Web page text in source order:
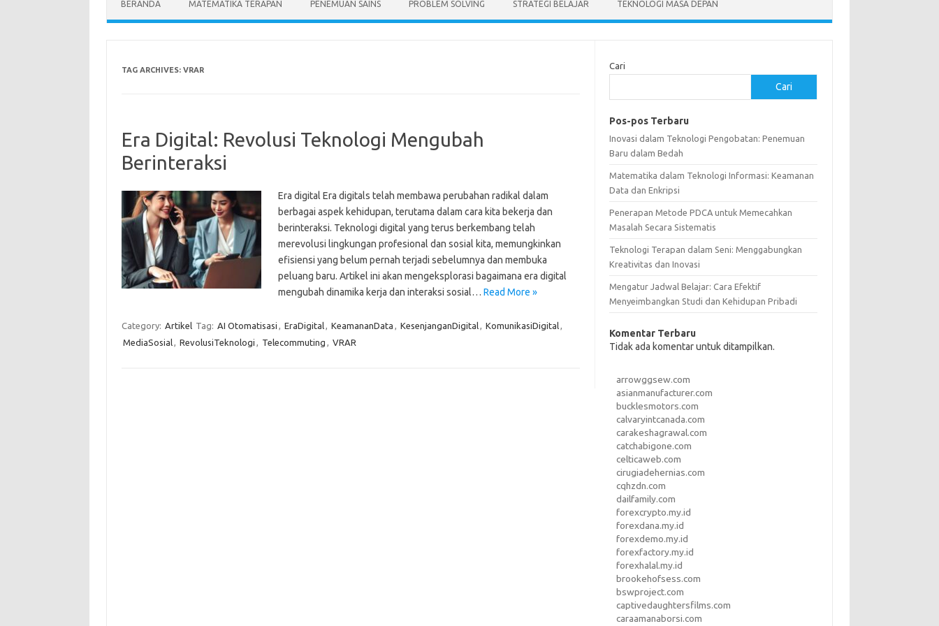
BERANDA MATEMATIKA TERAPAN PENEMUAN SAINS PROBLEM SOLVING STRATEGI BELAJAR TEKNOLOGI MASA DEPAN
TAG ARCHIVES: VRAR
Era Digital: Revolusi Teknologi Mengubah
Berinteraksi
Era digital Era digitals telah membawa perubahan radikal dalam
berbagai aspek kehidupan, terutama dalam cara kita bekerja dan
berinteraksi. Teknologi digital yang terus berkembang telah
merevolusi lingkungan profesional dan sosial kita, memungkinkan
efisiensi yang belum pernah terjadi sebelumnya dan membuka
peluang baru. Artikel ini akan mengeksplorasi bagaimana era digital
mengubah dinamika kerja dan interaksi sosial… Read More »
Category: Artikel Tag: AI Otomatisasi , EraDigital, KeamananData , KesenjanganDigital, KomunikasiDigital,
MediaSosial, RevolusiTeknologi , Telecommuting , VRAR
Cari
Cari
Pos-pos Terbaru
Inovasi dalam Teknologi Pengobatan: Penemuan
Baru dalam Bedah
Matematika dalam Teknologi Informasi: Keamanan
Data dan Enkripsi
Penerapan Metode PDCA untuk Memecahkan
Masalah Secara Sistematis
Teknologi Terapan dalam Seni: Menggabungkan
Kreativitas dan Inovasi
Mengatur Jadwal Belajar: Cara Efektif
Menyeimbangkan Studi dan Kehidupan Pribadi
Komentar Terbaru
Tidak ada komentar untuk ditampilkan.
arrowggsew.com
asianmanufacturer.com
bucklesmotors.com
calvaryintcanada.com
carakeshagrawal.com
catchabigone.com
celticaweb.com
cirugiadehernias.com
cqhzdn.com
dailfamily.com
forexcrypto.my.id
forexdana.my.id
forexdemo.my.id
forexfactory.my.id
forexhalal.my.id
brookehofsess.com
bswproject.com
captivedaughtersfilms.com
caraamanaborsi.com